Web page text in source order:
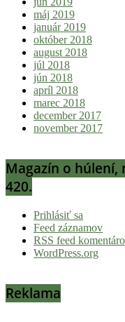
máj 2019
január 2019
október 2018
august 2018
júl 2018
jún 2018
apríl 2018
marec 2018
december 2017
november 2017
Magazín o húlení,
420.
Prihlásiť sa
Feed záznamov
RSS feed
WordPress.org
Reklama